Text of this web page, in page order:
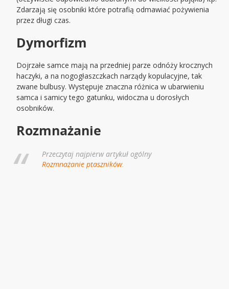
Zdarzają się osobniki które potrafią odmawiać pożywienia
przez długi czas.
Dymorfizm
Dojrzałe samce mają na przedniej parze odnóży krocznych
haczyki, a na nogogłaszczkach narządy kopulacyjne, tak
zwane bulbusy. Występuje znaczna różnica w ubarwieniu
samca i samicy tego gatunku, widoczna u dorosłych
osobników.
Rozmnażanie
Przeczytaj najpierw artykuł ogólny
Rozmnażanie ptaszników.